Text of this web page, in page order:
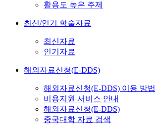
활용도 높은 주제
최신/인기 학술자료
최신자료
인기자료
해외자료신청(E-DDS)
해외자료신청(E-DDS) 이용 방법
비용지원 서비스 안내
해외자료신청(E-DDS)
중국대학 자료 검색